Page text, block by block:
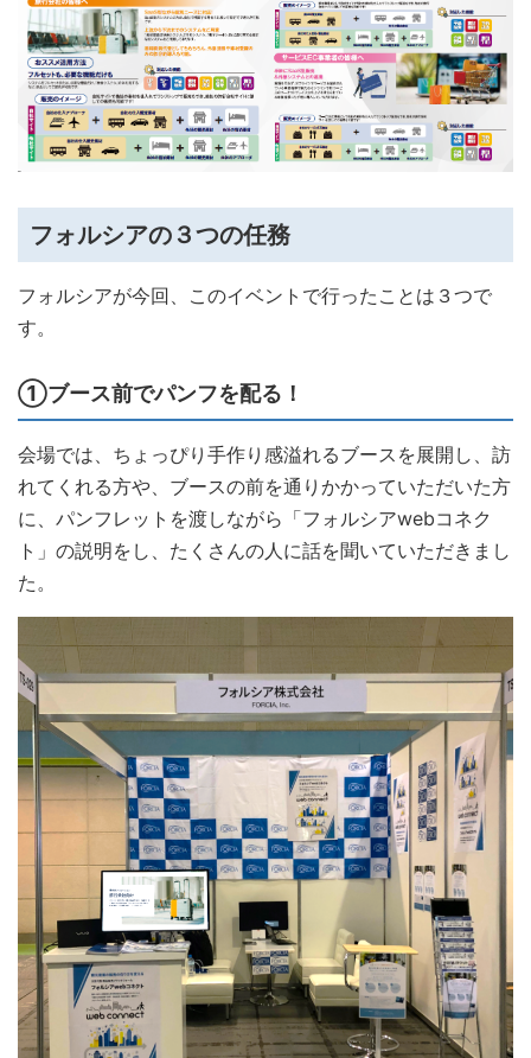
フォルシアの３つの任務
フォルシアが今回、このイベントで行ったことは３つで
す。
①ブース前でパンフを配る！
会場では、ちょっぴり手作り感溢れるブースを展開し、訪
れてくれる方や、ブースの前を通りかかっていただいた方
に、パンフレットを渡しながら「フォルシアwebコネク
ト」の説明をし、たくさんの人に話を聞いていただきまし
た。